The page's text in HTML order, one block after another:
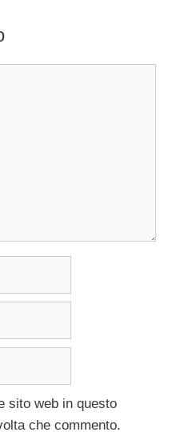
sito web in questo
che commento.